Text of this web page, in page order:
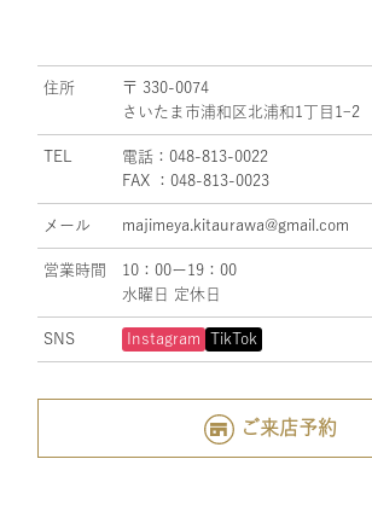
住所
〒 330-0074
さいたま市浦和区北浦和1丁目1ｰ2
TEL
電話：048-813-0022
FAX ：048-813-0023
メール majimeya.kitaurawa@gmail.com
営業時間
10：00ー19：00
水曜日 定休日
SNS Instagram TikTok
ご来店予約